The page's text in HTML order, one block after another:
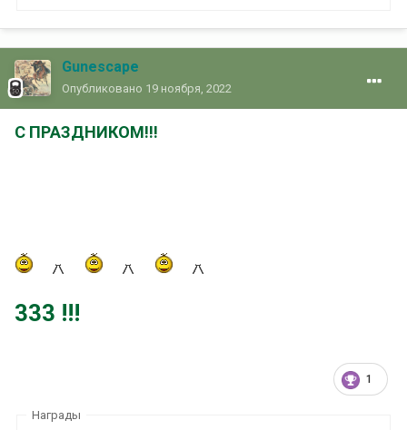
Gunescape
Опубликовано 19 ноября, 2022
С ПРАЗДНИКОМ!!!
333 !!!
1
Награды